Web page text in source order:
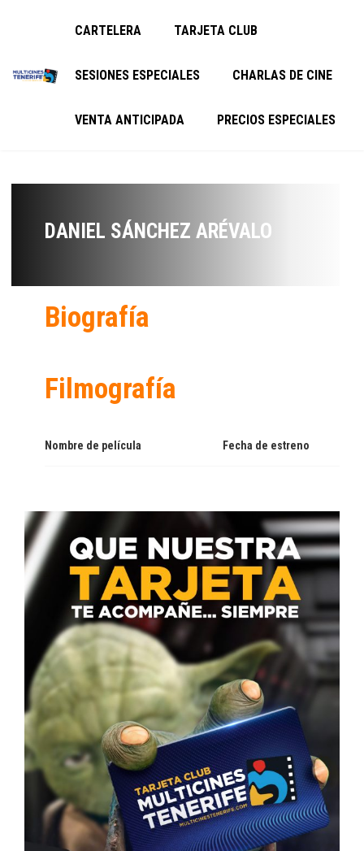
CARTELERA TARJETA CLUB
SESIONES ESPECIALES CHARLAS DE CINE
VENTA ANTICIPADA PRECIOS ESPECIALES
DANIEL SÁNCHEZ ARÉVALO
Biografía
Filmografía
Nombre de película Fecha de estreno